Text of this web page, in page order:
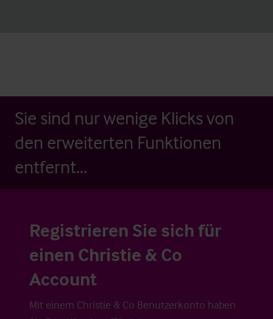
Sie sind nur wenige Klicks von
den erweiterten Funktionen
entfernt...
Registrieren Sie sich für
einen Christie & Co
Account
Mit einem Christie & Co Benutzerkonto haben